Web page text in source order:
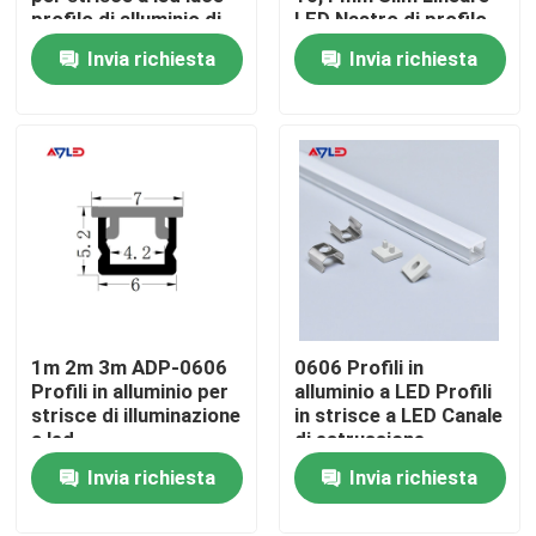
Circa noi
Giro della fabbrica
Controllo di qualità
Contattici
Notizie
Richieda una citazione
profilo di alluminio di
design moderno
Invia richiesta
LED Nastro di profilo
di alluminio
Invia richiesta
1m 2m 3m ADP-0606
Profili in alluminio per
strisce di illuminazione
a led
Invia richiesta
0606 Profili in
alluminio a LED Profili
in strisce a LED Canale
di estrussione
diffusore di luce per
strisce a LED
Invia richiesta